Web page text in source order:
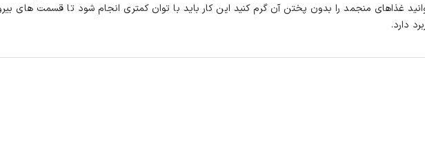
غذاهای منجمد را بدون پختن آن گرم کنید این کار باید با توان کمتری انجام شود تا قسمت های
دارد.